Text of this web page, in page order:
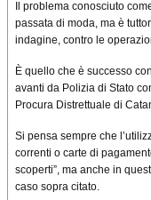
Il problema conosciuto
passata di moda, ma è
indagine, contro le
È quello che è successo
avanti da Polizia di Stato
Procura Distrettuale di
Si pensa sempre che
correnti o carte di
scoperti”, ma anche in
caso sopra citato.